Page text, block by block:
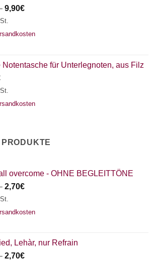
9,90€
Notentasche für Unterlegnoten, aus Filz
overcome - OHNE BEGLEITTÖNE
2,70€
Lehàr, nur Refrain
2,70€